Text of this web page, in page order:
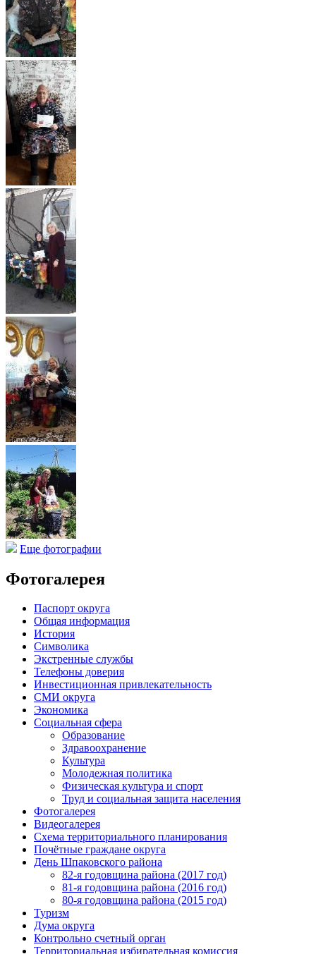
Еще фотографии
Фотогалерея
Паспорт округа
Общая информация
История
Символика
Экстренные службы
Телефоны доверия
Инвестиционная привлекательность
СМИ округа
Экономика
Социальная сфера
Образование
Здравоохранение
Культура
Молодежная политика
Физическая культура и спорт
Труд и социальная защита населения
Фотогалерея
Видеогалерея
Схема территориального планирования
Почётные граждане округа
День Шпаковского района
82-я годовщина района (2017 год)
81-я годовщина района (2016 год)
80-я годовщина района (2015 год)
Туризм
Дума округа
Контрольно счетный орган
Территориальная избирательная комиссия